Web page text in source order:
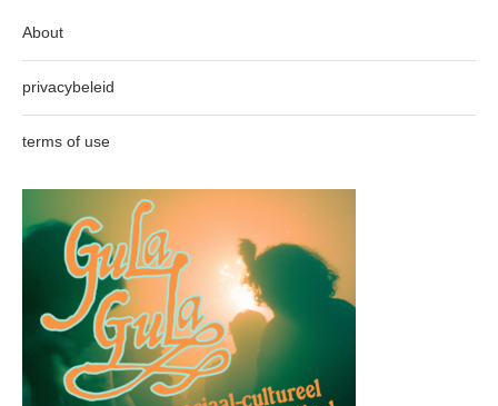
About
privacybeleid
terms of use